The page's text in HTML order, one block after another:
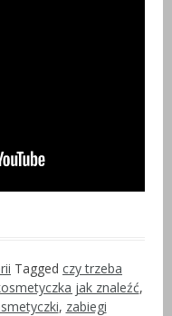
Tagged czy trzeba
jak znaleźć,
, zabiegi